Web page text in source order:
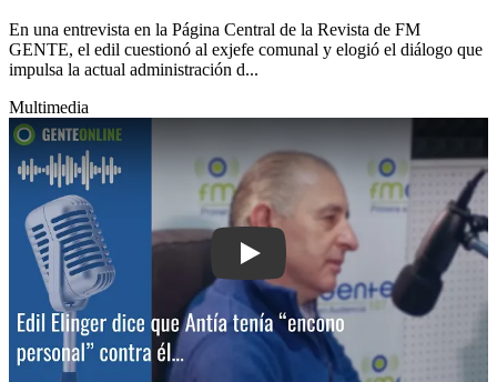
En una entrevista en la Página Central de la Revista de FM
GENTE, el edil cuestionó al exjefe comunal y elogió el diálogo que
impulsa la actual administración d...
Multimedia
Play: Edil Elinger dice que Antía tenía